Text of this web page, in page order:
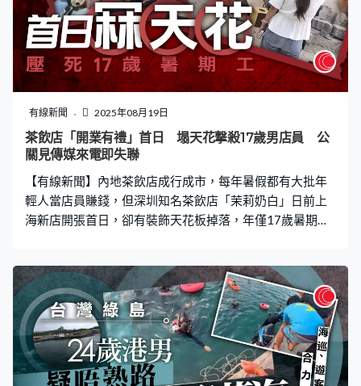
有線新聞 2025年08月19日
茶飲店「開業有禮」首日 塌天花撃殺17歲男店員 公
關見傳媒來電即失聯
【有線新聞】內地茶飲店成行成市，每年暑假都有大批年
輕人當店員賺錢，但深圳知名茶飲店「茉莉奶白」日前上
海新店開張首日，卻有裝飾天花板掉落，年僅17歲暑期工
位於閔行區金悅樂方商場的奶茶店有裝飾天花板掉落，造
成1名店員受傷，經全力搶救，該名傷員不幸身亡。有周邊
商戶員工表示，當晚上班有聽到「轟隆一聲」，其他情況
不清楚。有商場職員指應該是門店裝修結構問題，導致吊
頂墜落，但內部還沒有具體說明，「這些是我個人打聽到
的」。 據社交媒體營銷資料顯示，門店於上月中旬試運